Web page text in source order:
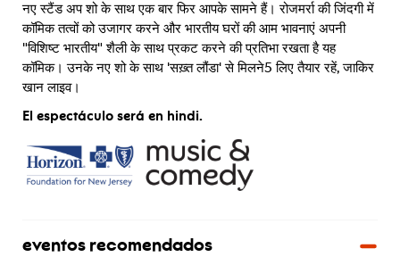
नए स्टैंड अप शो के साथ एक बार फिर आपके सामने हैं। रोजमर्रा की जिंदगी में
कॉमिक तत्वों को उजागर करने और भारतीय घरों की आम भावनाएं अपनी
"विशिष्ट भारतीय" शैली के साथ प्रकट करने की प्रतिभा रखता है यह
कॉमिक। उनके नए शो के साथ 'सख़्त लौंडा' से मिलने5 लिए तैयार रहें, जाकिर
खान लाइव।
El espectáculo será en hindi.
eventos recomendados